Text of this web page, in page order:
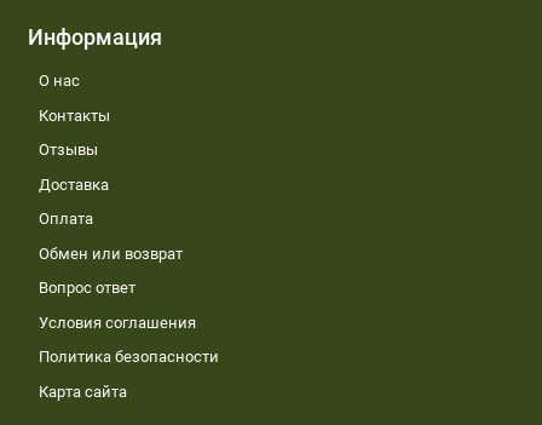
Информация
О нас
Контакты
Отзывы
Доставка
Оплата
Обмен или возврат
Вопрос ответ
Условия соглашения
Политика безопасности
Карта сайта